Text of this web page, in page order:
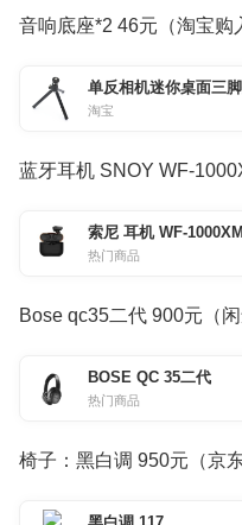
音响底座*2 46元（淘宝购
淘宝
蓝牙耳机 SNOY WF-
索尼 耳机 WF-
热门商品
Bose qc35二代 900元（闲
BOSE QC 35二代
热门商品
椅子：黑白调 950元（京东
黑白调 117